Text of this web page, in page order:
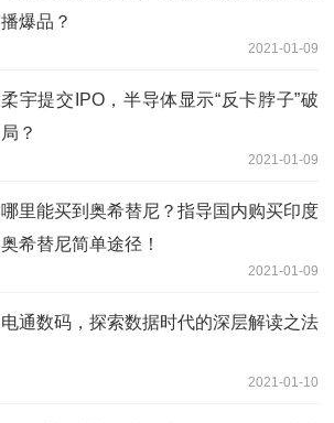
播爆品？
2021-01-09
柔宇提交IPO，半导体显示“反卡脖子”破
局？
2021-01-09
哪里能买到奥希替尼？指导国内购买印度
奥希替尼简单途径！
2021-01-09
电通数码，探索数据时代的深层解读之法
2021-01-10